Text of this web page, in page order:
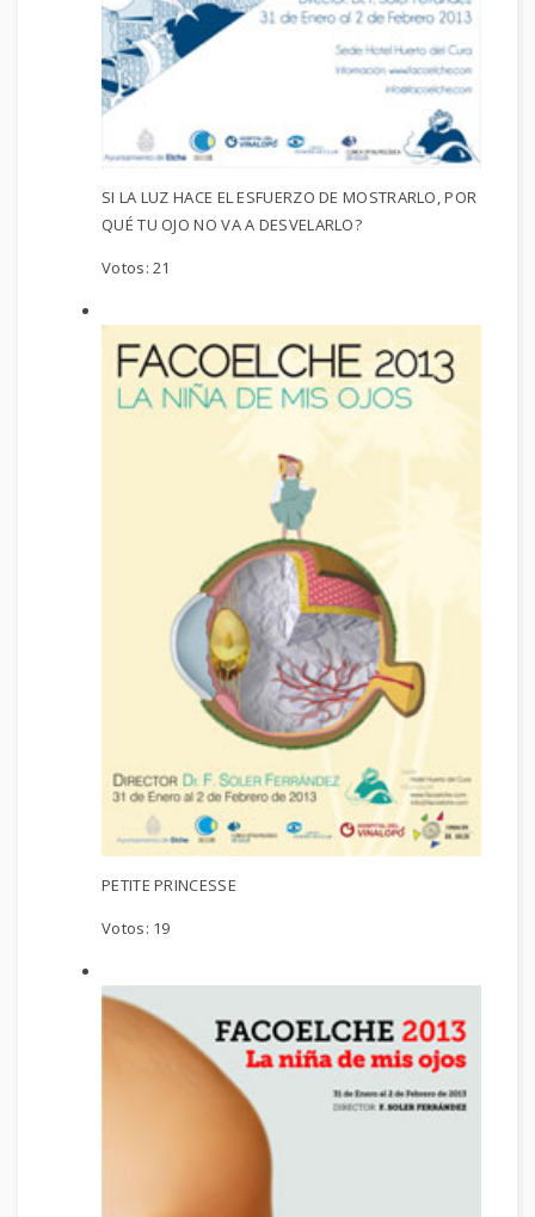
SI LA LUZ HACE EL ESFUERZO DE MOSTRARLO, POR
QUÉ TU OJO NO VA A DESVELARLO?
Votos:21
PETITE PRINCESSE
Votos: 19